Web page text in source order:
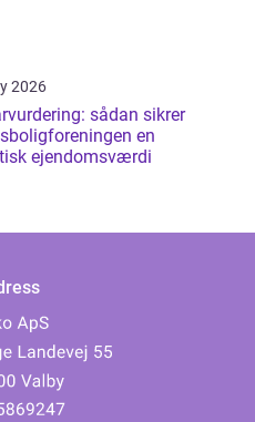
2026
sådan sikrer
en
ejendomsværdi